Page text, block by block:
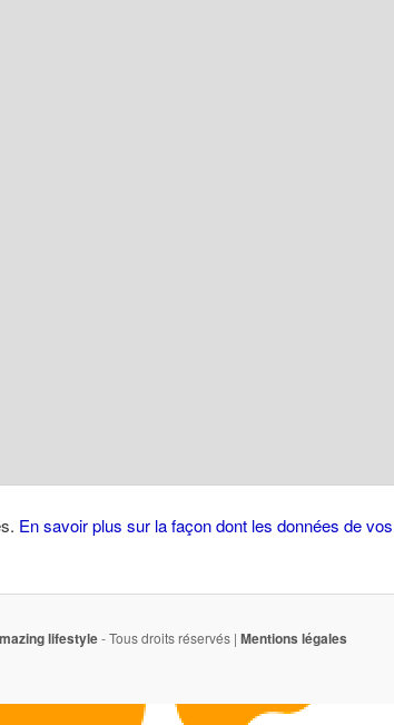
En savoir plus sur la façon dont les données de
lifestyle- Tous droits réservés | Mentions légales